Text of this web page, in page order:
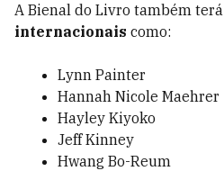
A Bienal do Livro também terá
internacionais como:
Lynn Painter
Hannah Nicole Maehrer
Hayley Kiyoko
Jeff Kinney
Hwang Bo-Reum